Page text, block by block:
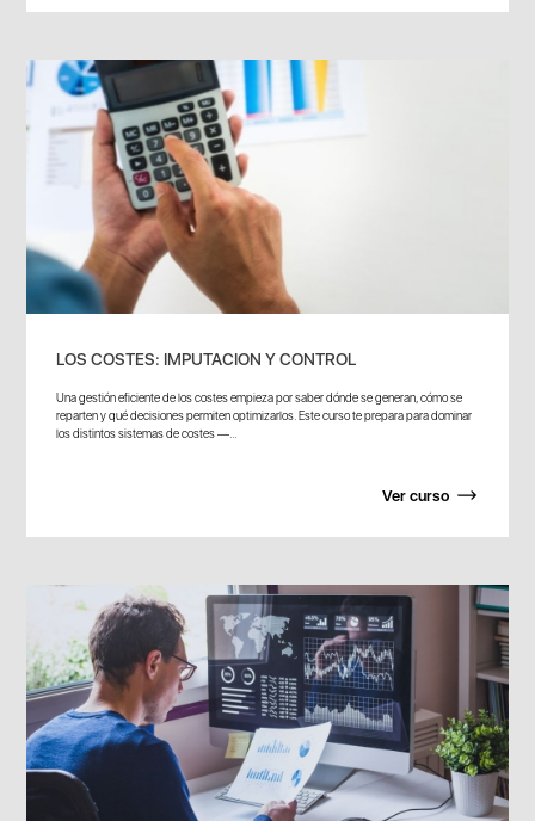
LOS COSTES: IMPUTACION Y CONTROL
Una gestión eficiente de los costes empieza por saber dónde se generan, cómo se
reparten y qué decisiones permiten optimizarlos. Este curso te prepara para dominar
los distintos sistemas de costes —...
Ver curso